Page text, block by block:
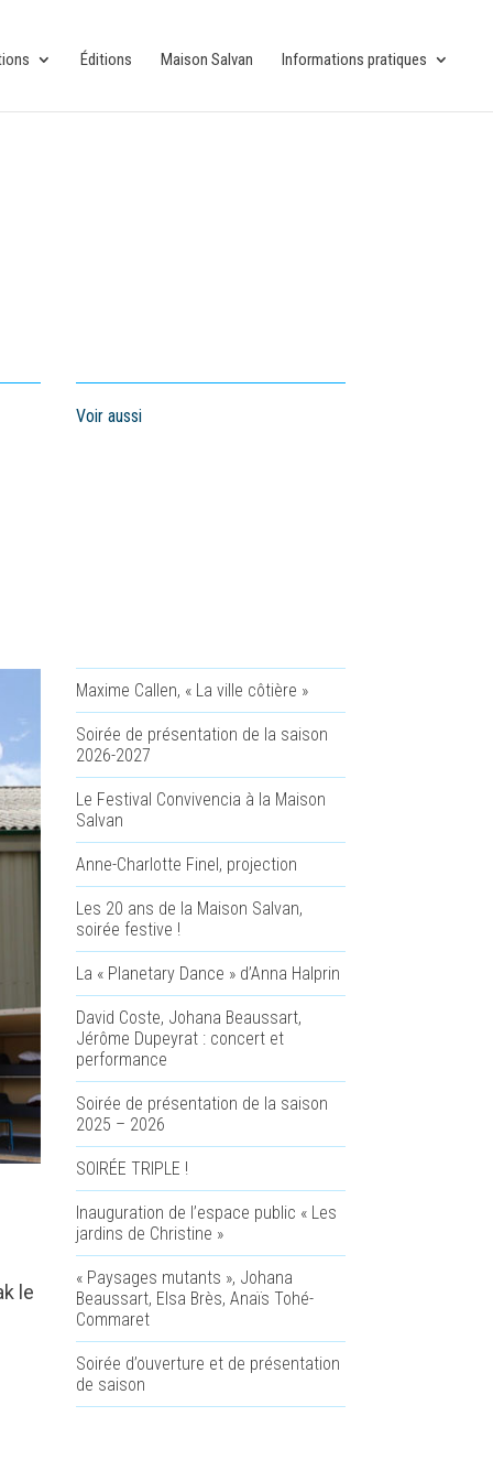
Éditions Maison Salvan Informations pratiques
le
Voir aussi
Maxime Callen, « La ville côtière »
Soirée de présentation de la saison
2026-2027
Le Festival Convivencia à la Maison
Salvan
Anne-Charlotte Finel, projection
Les 20 ans de la Maison Salvan,
soirée festive !
La « Planetary Dance » d’Anna Halprin
David Coste, Johana Beaussart,
Jérôme Dupeyrat : concert et
performance
Soirée de présentation de la saison
2025 – 2026
SOIRÉE TRIPLE !
Inauguration de l’espace public « Les
jardins de Christine »
« Paysages mutants », Johana
Beaussart, Elsa Brès, Anaïs Tohé-
Commaret
Soirée d’ouverture et de présentation
de saison